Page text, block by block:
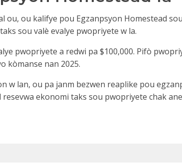
ou, ou kalifye pou Egzanpsyon Homestead
sou valè evalye pwopriyete w la.
pwopriyete a redwi pa $100,000. Pifò
kòmanse nan 2025.
w lan, ou pa janm bezwen reaplike pou
resevwa ekonomi taks sou pwopriyete chak